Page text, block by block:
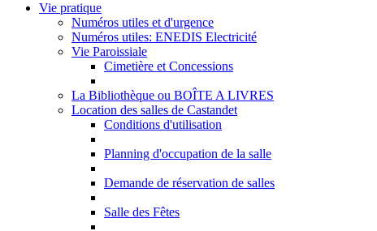
Vie pratique
Numéros utiles et d'urgence
Numéros utiles: ENEDIS Electricité
Vie Paroissiale
Cimetière et Concessions
La Bibliothèque ou BOÎTE A LIVRES
Location des salles de Castandet
Conditions d'utilisation
Planning d'occupation de la salle
Demande de réservation de salles
Salle des Fêtes